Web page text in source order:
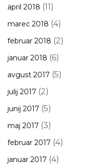
april 2018 (11)
marec 2018 (4)
februar 2018 (2)
januar 2018 (6)
avgust 2017 (5)
julij 2017 (2)
junij 2017 (5)
maj 2017 (3)
februar 2017 (4)
januar 2017 (4)